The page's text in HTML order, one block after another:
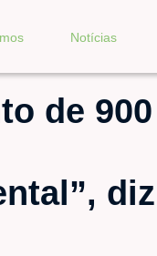
Notícias
de 900
diz